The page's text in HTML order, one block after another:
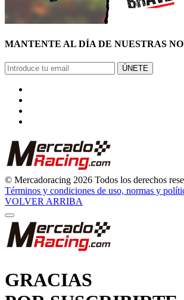
© Mercadoracing 2026 Todos los derechos
Términos y condiciones de uso, normas y
VOLVER ARRIBA
POR SUSCRIBIRTE